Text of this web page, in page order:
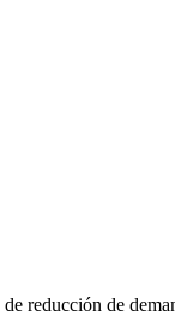
reducción de